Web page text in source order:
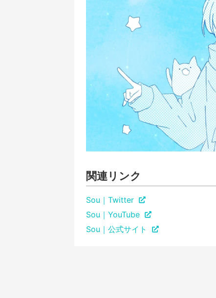
関連リンク
Sou｜Twitter
Sou｜YouTube
Sou｜公式サイト